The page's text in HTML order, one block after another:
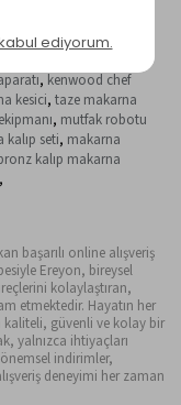
,evde makarna yapımı
, kenwood chef
kesici, taze makarna
, mutfak robotu
kalıp seti, makarna
kalıp makarna
,
başarılı online alışveriş
Ereyon, bireysel
kolaylaştıran,
etmektedir. Hayatın her
kaliteli, güvenli ve kolay bir
yalnızca ihtiyaçları
indirimler,
deneyimi her zaman